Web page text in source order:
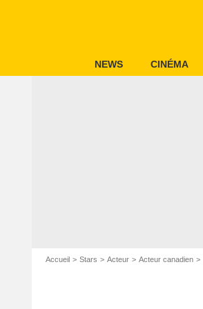
NEWS CINÉMA
Accueil Stars Acteur Acteur canadien